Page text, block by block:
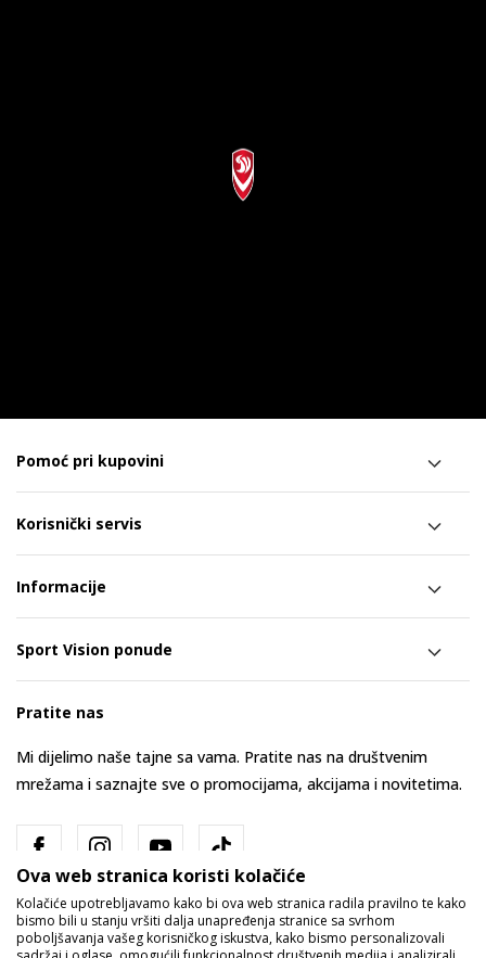
Pomoć pri kupovini
Korisnički servis
Informacije
Sport Vision ponude
Pratite nas
Mi dijelimo naše tajne sa vama. Pratite nas na društvenim
mrežama i saznajte sve o promocijama, akcijama i novitetima.
Ova web stranica koristi kolačiće
Kolačiće upotrebljavamo kako bi ova web stranica radila pravilno te kako
bismo bili u stanju vršiti dalja unapređenja stranice sa svrhom
poboljšavanja vašeg korisničkog iskustva, kako bismo personalizovali